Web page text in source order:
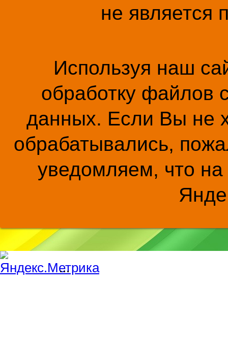
не является
Используя наш
обработку файлов
данных. Если Вы не
обрабатывались,
уведомляем, что на
...